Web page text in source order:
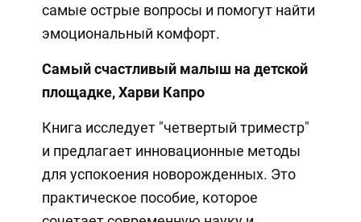
самые острые вопросы и помогут найти
эмоциональный комфорт.
Самый счастливый малыш на детской
площадке, Харви Капро
Книга исследует "четвертый триместр"
и предлагает инновационные методы
для успокоения новорожденных. Это
практическое пособие, которое